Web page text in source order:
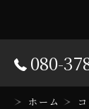
080-
ホーム